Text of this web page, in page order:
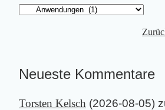
Neueste Kommentare
Torsten Kelsch (2026-08-05)